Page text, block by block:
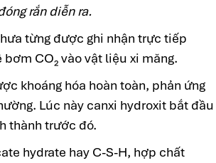
rắn diễn ra.
từng được ghi nhận trực tiếp
CO₂ vào vật liệu xi măng.
khoáng hóa hoàn toàn, phản ứng
Lúc này canxi hydroxit bắt đầu
thành trước đó.
hydrate hay C-S-H, hợp chất